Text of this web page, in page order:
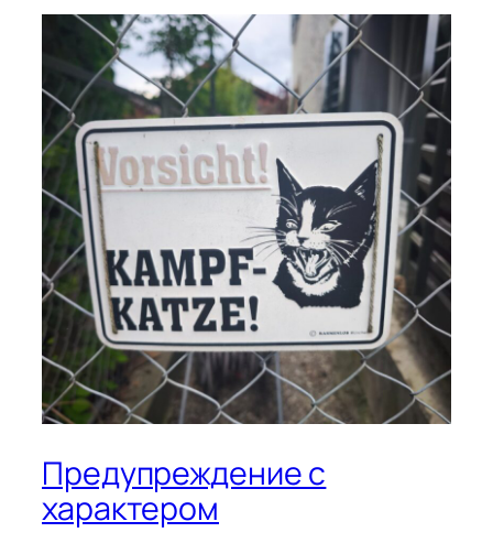
Предупреждение с
характером